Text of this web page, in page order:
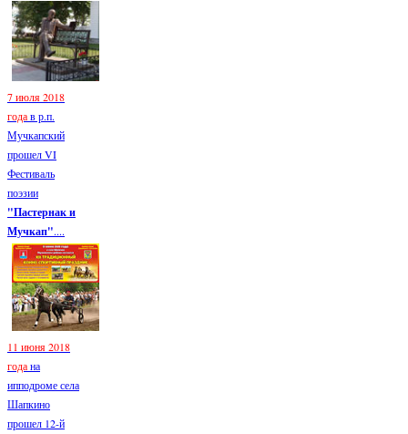
7 июля 2018
годав р.п.
Мучкапский
прошел VI
Фестиваль
поэзии
"Пастернак и
Мучкап"....
11 июня 2018
годана
ипподроме села
Шапкино
прошел 12-й